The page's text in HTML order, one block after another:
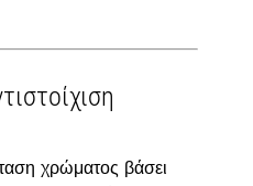
χρώματος βάσει